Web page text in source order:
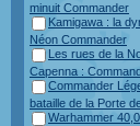
minuit Commander
Kamigawa : la
Néon Commander
Les rues de la
Capenna :
Commander
bataille de la Porte
Warhammer